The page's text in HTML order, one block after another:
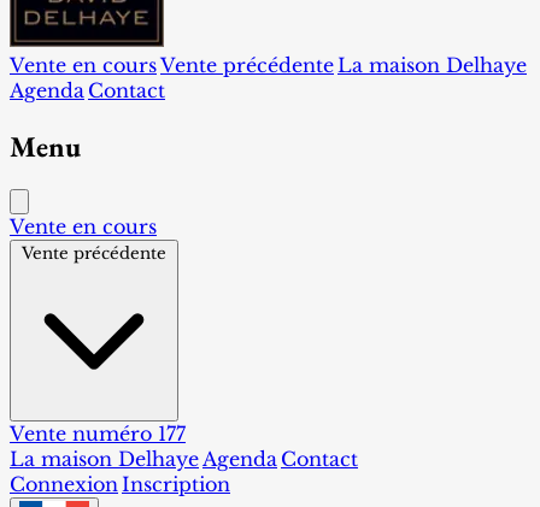
Vente en coursVente précédente La maison Delhaye
Agenda Contact
Menu
Vente en cours
Vente précédente
Vente numéro 177
La maison DelhayeAgenda Contact
ConnexionInscription